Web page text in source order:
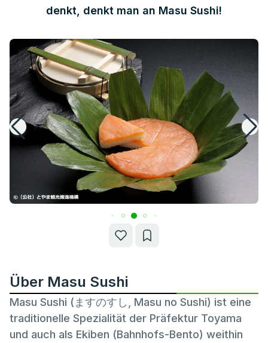
denkt, denkt man an Masu Sushi!
Über Masu Sushi
Masu Sushi (ますのすし, Masu no Sushi) ist eine
traditionelle Spezialität der Präfektur Toyama
und auch als Ekiben (Bahnhofs-Bento) weithin